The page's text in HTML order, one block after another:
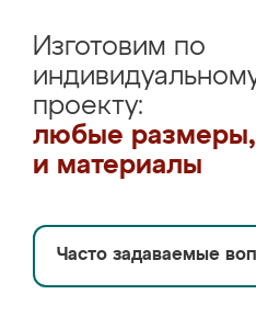
Изготовим по
проекту:
любые размеры,
и материалы
Часто задаваемые